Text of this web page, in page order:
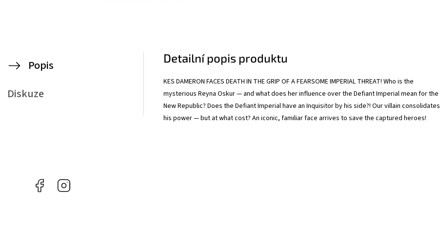
Popis
Diskuze
Detailní popis produktu
KES DAMERON FACES DEATH IN THE GRIP OF A FEARSOME IMPERIAL THREAT! Who is the
mysterious Reyna Oskur — and what does her influence over the Defiant Imperial mean for the
New Republic? Does the Defiant Imperial have an Inquisitor by his side?! Our villain consolidates
his power — but at what cost? An iconic, familiar face arrives to save the captured heroes!
Facebook